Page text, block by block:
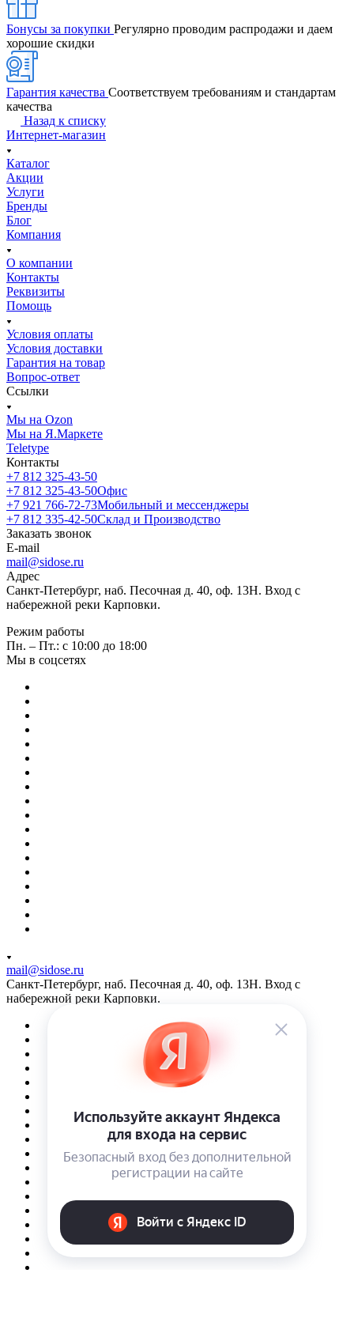
Бонусы за покупки Регулярно проводим распродажи и даем
хорошие скидки
Гарантия качества Соответствуем требованиям и стандартам
качества
Назад к списку
Интернет-магазин
Каталог
Акции
Услуги
Бренды
Блог
Компания
О компании
Контакты
Реквизиты
Помощь
Условия оплаты
Условия доставки
Гарантия на товар
Вопрос-ответ
Ссылки
Мы на Ozon
Мы на Я.Маркете
Teletype
Контакты
+7 812 325-43-50
+7 812 325-43-50Офис
+7 921 766-72-73Мобильный и мессенджеры
+7 812 335-42-50Склад и Производство
Заказать звонок
E-mail
mail@sidose.ru
Адрес
Санкт-Петербург, наб. Песочная д. 40, оф. 13Н. Вход с
набережной реки Карповки.
Режим работы
Пн. – Пт.: с 10:00 до 18:00
Мы в соцсетях
mail@sidose.ru
Санкт-Петербург, наб. Песочная д. 40, оф. 13Н. Вход с
набережной реки Карповки.